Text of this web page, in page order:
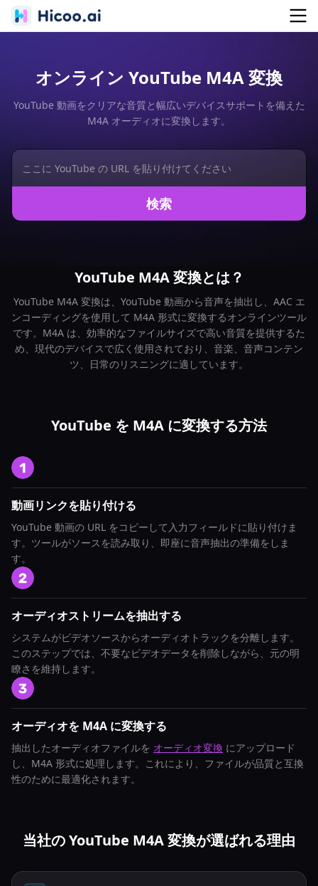
オンライン YouTube M4A 変換
YouTube 動画をクリアな音質と幅広いデバイスサポートを備えた
M4A オーディオに変換します。
検索
YouTube M4A 変換とは？
YouTube M4A 変換は、YouTube 動画から音声を抽出し、AAC エ
ンコーディングを使用して M4A 形式に変換するオンラインツール
です。M4A は、効率的なファイルサイズで高い音質を提供するた
め、現代のデバイスで広く使用されており、音楽、音声コンテン
ツ、日常のリスニングに適しています。
YouTube を M4A に変換する方法
動画リンクを貼り付ける
YouTube 動画の URL をコピーして入力フィールドに貼り付けま
す。ツールがソースを読み取り、即座に音声抽出の準備をしま
す。
オーディオストリームを抽出する
システムがビデオソースからオーディオトラックを分離します。
このステップでは、不要なビデオデータを削除しながら、元の明
瞭さを維持します。
オーディオを M4A に変換する
抽出したオーディオファイルを オーディオ変換 にアップロード
し、M4A 形式に処理します。これにより、ファイルが品質と互換
性のために最適化されます。
当社の YouTube M4A 変換が選ばれる理由